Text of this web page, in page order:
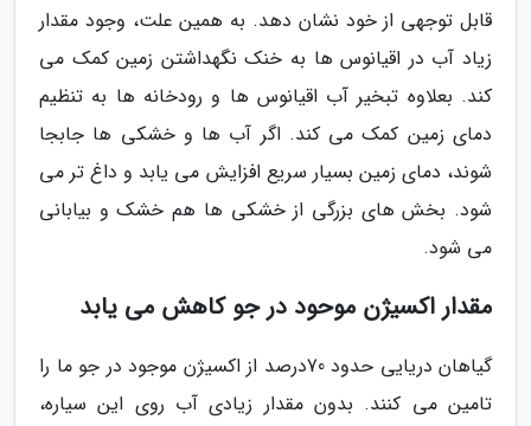
قابل توجهی از خود نشان دهد. به همین علت، وجود مقدار
زیاد آب در اقیانوس ها به خنک نگهداشتن زمین کمک می
کند. بعلاوه تبخیر آب اقیانوس ها و رودخانه ها به تنظیم
دمای زمین کمک می کند. اگر آب ها و خشکی ها جابجا
شوند، دمای زمین بسیار سریع افزایش می یابد و داغ تر می
شود. بخش های بزرگی از خشکی ها هم خشک و بیابانی
می شود.
مقدار اکسیژن موحود در جو کاهش می یابد
گیاهان دریایی حدود 70درصد از اکسیژن موجود در جو ما را
تامین می کنند. بدون مقدار زیادی آب روی این سیاره،